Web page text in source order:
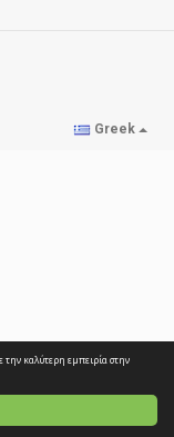
την καλύτερη εμπειρία στην
Greek